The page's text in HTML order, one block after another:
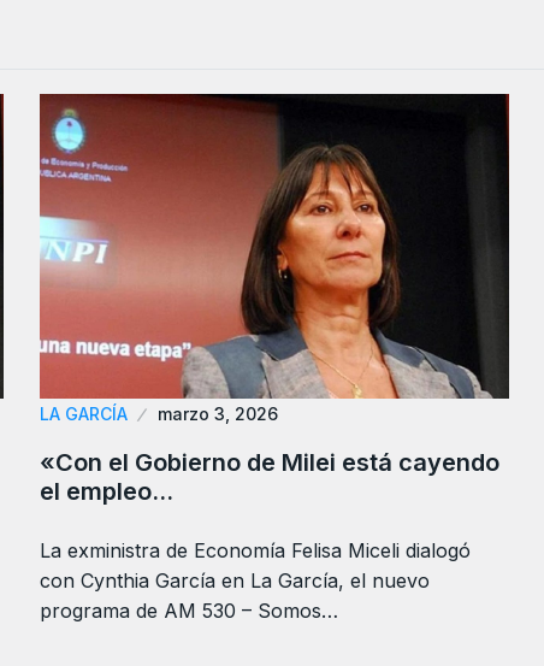
LA GARCÍA marzo 3, 2026
«Con el Gobierno de Milei está cayendo
el empleo…
La exministra de Economía Felisa Miceli dialogó
con Cynthia García en La García, el nuevo
programa de AM 530 – Somos…